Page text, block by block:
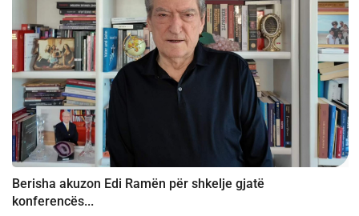
Berisha akuzon Edi Ramën për shkelje gjatë
konferencës...